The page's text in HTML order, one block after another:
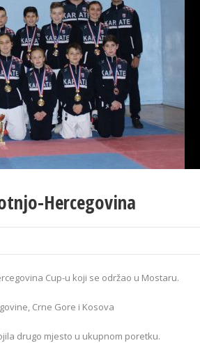
Hercegovina
Cup-u koji se održao u Mostaru.
Crne Gore i Kosova
drugo mjesto u ukupnom poretku.